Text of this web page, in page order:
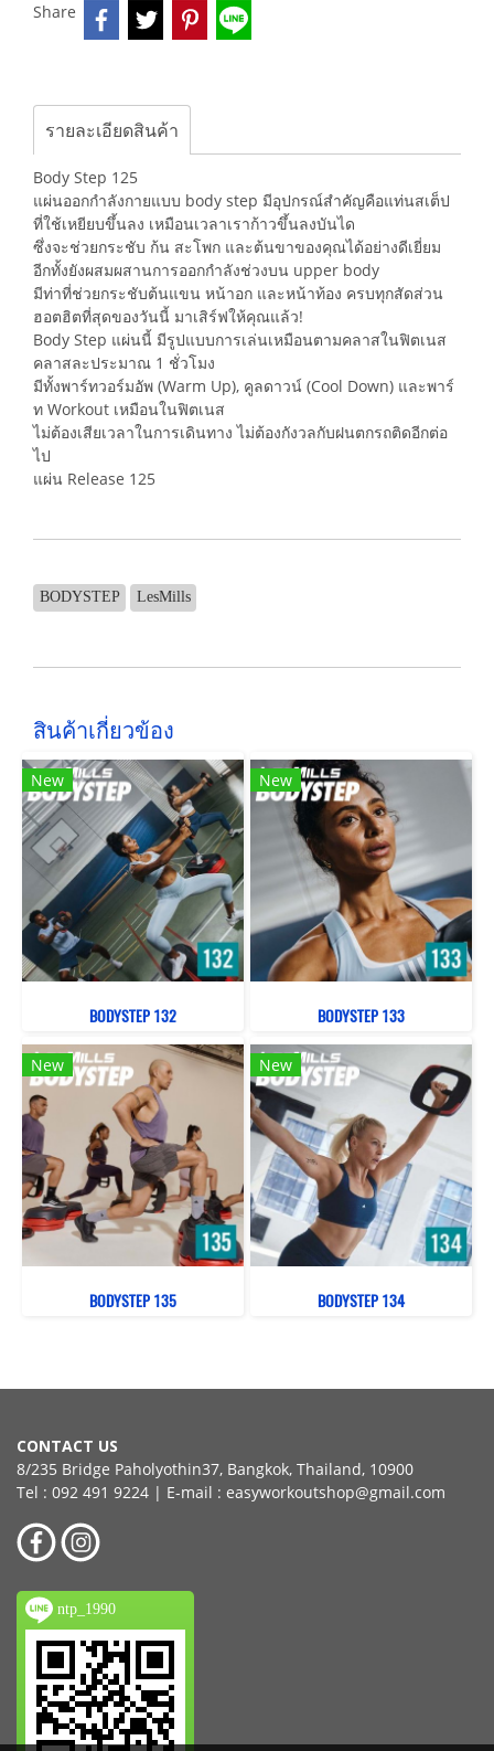
Share
รายละเอียดสินค้า
Body Step 125
แผ่นออกกำลังกายแบบ body step มีอุปกรณ์สำคัญคือแท่นสเต็ป
ที่ใช้เหยียบขึ้นลง เหมือนเวลาเราก้าวขึ้นลงบันได
ซึ่งจะช่วยกระชับ ก้น สะโพก และต้นขาของคุณได้อย่างดีเยี่ยม
อีกทั้งยังผสมผสานการออกกำลังช่วงบน upper body
มีท่าที่ช่วยกระชับต้นแขน หน้าอก และหน้าท้อง ครบทุกสัดส่วน
ฮอตฮิตที่สุดของวันนี้ มาเสิร์ฟให้คุณแล้ว!
Body Step แผ่นนี้ มีรูปแบบการเล่นเหมือนตามคลาสในฟิตเนส
คลาสละประมาณ 1 ชั่วโมง
มีทั้งพาร์ทวอร์มอัพ (Warm Up), คูลดาวน์ (Cool Down) และพาร์
ท Workout เหมือนในฟิตเนส
ไม่ต้องเสียเวลาในการเดินทาง ไม่ต้องกังวลกับฝนตกรถติดอีกต่อ
ไป
แผ่น Release 125
BODYSTEP LesMills
สินค้าเกี่ยวข้อง
New
BODYSTEP 132
New
BODYSTEP 133
New
BODYSTEP 135
New
BODYSTEP 134
CONTACT US
8/235 Bridge Paholyothin37, Bangkok, Thailand, 10900
Tel : 092 491 9224 | E-mail : easyworkoutshop@gmail.com
ntp_1990